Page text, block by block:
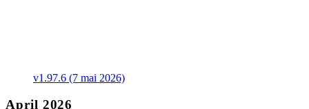
v1.97.6 (7 mai 2026)
April 2026